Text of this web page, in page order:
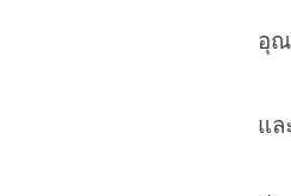
อุณหภูมิยิ่
และมัน